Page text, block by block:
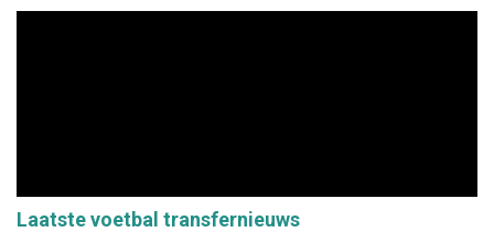
Laatste voetbal transfernieuws